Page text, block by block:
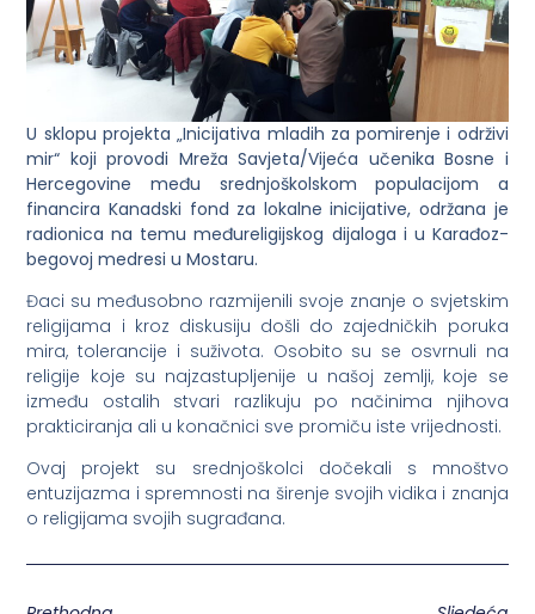
U sklopu projekta „Inicijativa mladih za pomirenje i održivi
mir“ koji provodi Mreža Savjeta/Vijeća učenika Bosne i
Hercegovine među srednjoškolskom populacijom a
financira Kanadski fond za lokalne inicijative, održana je
radionica na temu međureligijskog dijaloga i u Karađoz-
begovoj medresi u Mostaru.
Đaci su međusobno razmijenili svoje znanje o svjetskim
religijama i kroz diskusiju došli do zajedničkih poruka
mira, tolerancije i suživota. Osobito su se osvrnuli na
religije koje su najzastupljenije u našoj zemlji, koje se
između ostalih stvari razlikuju po načinima njihova
prakticiranja ali u konačnici sve promiču iste vrijednosti.
Ovaj projekt su srednjoškolci dočekali s mnoštvo
entuzijazma i spremnosti na širenje svojih vidika i znanja
o religijama svojih sugrađana.